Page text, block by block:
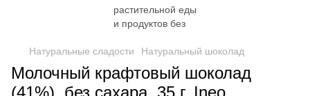
Натуральные сладости Натуральный шоколад
Молочный крафтовый шоколад
(41%), без сахара, 35 г, Ineo